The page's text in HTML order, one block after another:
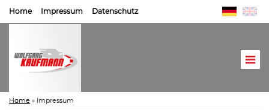
Home Impressum Datenschutz
Home » Impressum